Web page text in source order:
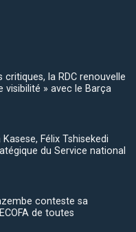
critiques, la RDC renouvelle
visibilité » avec le Barça
Félix Tshisekedi
du Service national
conteste sa
de toutes